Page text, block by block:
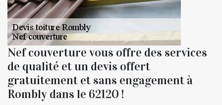
Nef couverture vous offre des services
de qualité et un devis offert
gratuitement et sans engagement à
Rombly dans le 62120 !